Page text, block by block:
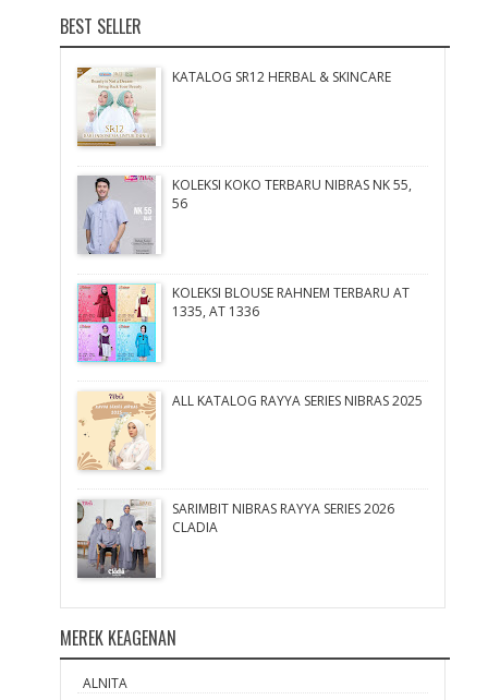
BEST SELLER
KATALOG SR12 HERBAL & SKINCARE
KOLEKSI KOKO TERBARU NIBRAS NK 55,
56
KOLEKSI BLOUSE RAHNEM TERBARU AT
1335, AT 1336
ALL KATALOG RAYYA SERIES NIBRAS 2025
SARIMBIT NIBRAS RAYYA SERIES 2026
CLADIA
MEREK KEAGENAN
ALNITA